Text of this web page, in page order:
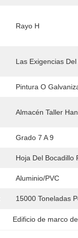
Rayo H
Las Exigencias
Pintura O
Almacén Taller
Grado 7 A 9
Hoja Del Bocadillo
Aluminio/PVC
15000 Toneladas
Edificio de marco